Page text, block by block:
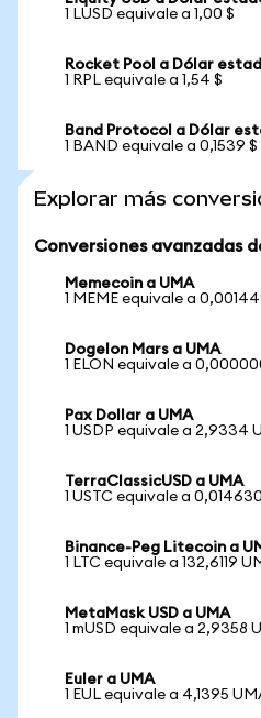
1 LUSD equivale a 1,00 $
Rocket Pool a Dólar
1 RPL equivale a 1,54 $
Band Protocol a Dólar
1 BAND equivale a 0,1539 $
Explorar más
Conversiones avanzadas
Memecoin a UMA
1 MEME equivale a
Dogelon Mars a UMA
1 ELON equivale a
Pax Dollar a UMA
1 USDP equivale a 2,9334
TerraClassicUSD a UMA
1 USTC equivale a
Binance-Peg Litecoin a
1 LTC equivale a 132,6119
MetaMask USD a UMA
1 mUSD equivale a 2,9358
Euler a UMA
1 EUL equivale a 4,1395